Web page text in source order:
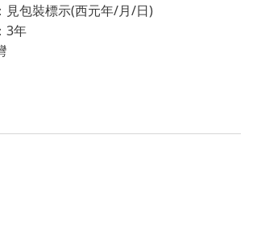
見包裝標示(西元年/月/日)
3年